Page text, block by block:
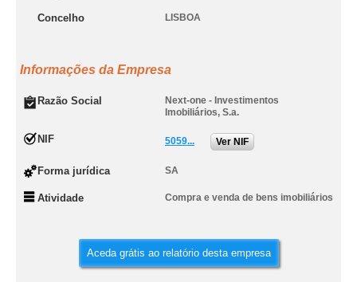
Concelho LISBOA
Informações da Empresa
Razão Social
Next-one - Investimentos
Imobiliários, S.a.
NIF 5059... Ver NIF
Forma jurídica SA
Atividade Compra e venda de bens imobiliários
Aceda grátis ao relatório desta empresa